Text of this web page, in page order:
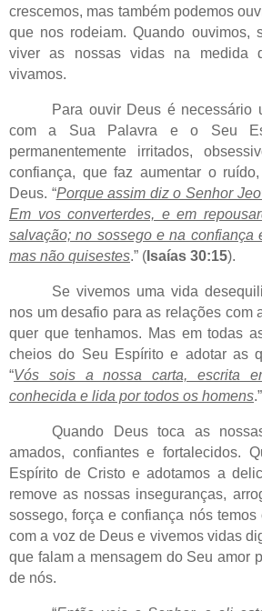
crescemos, mas também podemos
que nos rodeiam. Quando ouvimos,
viver as nossas vidas na medida
vivamos.
Para ouvir Deus é necessário
com a Sua Palavra e o Seu
permanentemente irritados,
confiança, que faz aumentar o
Deus. “Porque assim diz o Senhor
Em vos converterdes, e em
salvação; no sossego e na confiança
mas não quisestes.” ( Isaías 30:15).
Se vivemos uma vida
nos um desafio para as relações com
quer que tenhamos. Mas em todas
cheios do Seu Espírito e adotar as
“Vós sois a nossa carta, escrita
conhecida e lida por todos os homens
Quando Deus toca as
amados, confiantes e fortalecidos.
Espírito de Cristo e adotamos a
remove as nossas inseguranças,
sossego, força e confiança nós
com a voz de Deus e vivemos vidas
que falam a mensagem do Seu amor
de nós.